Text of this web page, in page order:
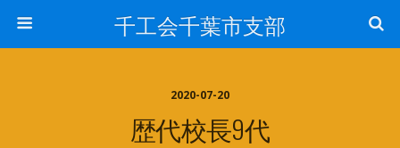
千工会千葉市支部
2020-07-20
歴代校長9代